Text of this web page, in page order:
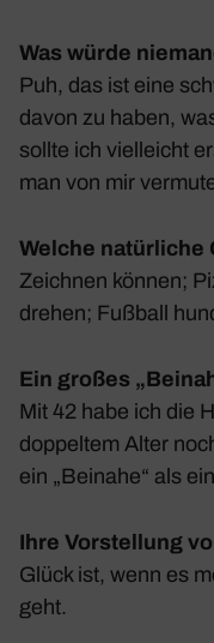
Was würde
Puh, das ist eine
davon zu haben,
sollte ich viel­leicht
man von mir
Welche natürliche
Zeichnen können;
drehen; Fußball
Ein großes
Mit 42 habe ich die
doppeltem Alter
ein „Beinahe“ als
Ihre Vorstellung
Glück ist, wenn es
geht.